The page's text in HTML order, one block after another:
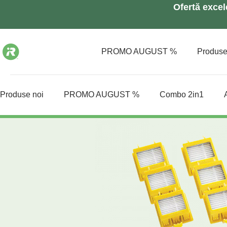
Ofertă
PROMO AUGUST % Produse
Produse noi PROMO AUGUST % Combo 2in1